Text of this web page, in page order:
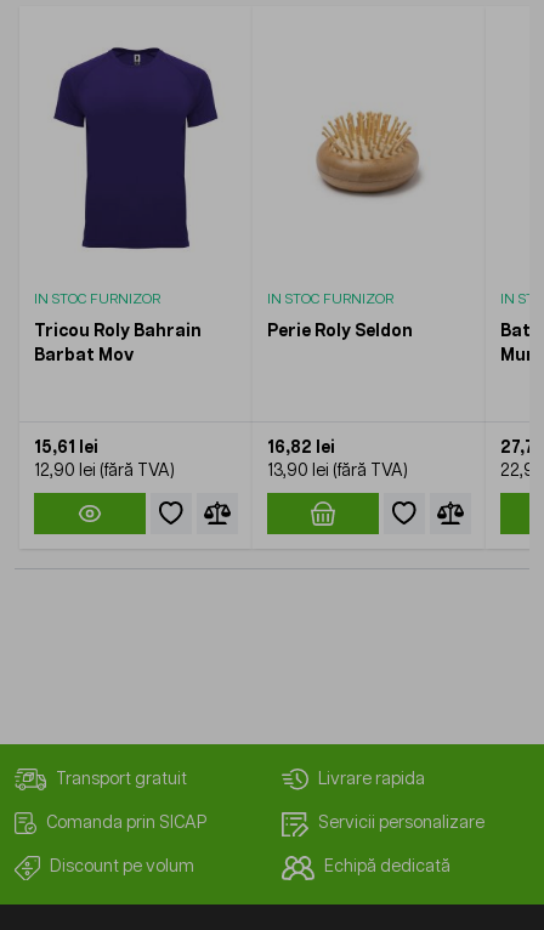
IN STOC FURNIZOR
Tricou Roly Bahrain
Barbat Mov
15,61 lei
12,90 lei
IN STOC FURNIZOR
Perie Roly Seldon
16,82 lei
13,90 lei
IN
Transport gratuit Livrare rapida
Comanda prin SICAP Servicii personalizare
Discount pe volum Echipă dedicată